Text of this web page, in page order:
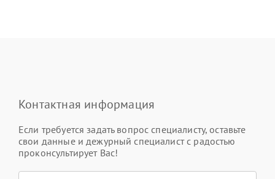
Контактная информация
Если требуется задать вопрос специалисту, оставьте
свои данные и дежурный специалист с радостью
проконсультирует Вас!